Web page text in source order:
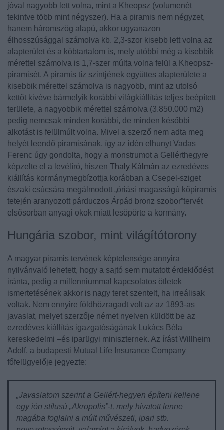
jóval nagyobb lett volna, mint a Kheopsz (volumenét
tekintve több mint négyszer). Ha a piramis nem négyzet,
hanem háromszög alapú, akkor ugyanazon
élhosszúsággal számolva kb. 2,3-szor kisebb lett volna az
alapterület és a köbtartalom is, mely utóbbi még a kisebbik
mérettel számolva is 1,7-szer múlta volna felül a Kheopsz-
piramisét. A piramis tíz szintjének együttes alapterülete a
kisebbik mérettel számolva is nagyobb, mint az utolsó
kettőt kivéve bármelyik korábbi világkiállítás teljes beépített
területe, a nagyobbik mérettel számolva (3.850.000 m2)
pedig nemcsak minden korábbi, de minden későbbi
alkotást is felülmúlt volna. Mivel a szerző nem adta meg
helyét leendő piramisának, így az idén elhunyt Vadas
Ferenc úgy gondolta, hogy a monstrumot a Gellérthegyre
képzelte el a levélíró, hiszen Thaly Kálmán az ezredéves
kiállítás kormánymegbízottja korábban a Csepel-sziget
északi csúcsára megálmodott „óriási magasságú kőpiramis
tetején aranyozott párduczos Árpád bronz szobor”tervét
elsősorban anyagi okok miatt lesöpörte a kormány.
Hungária szobor, mint világítótorony
A magyar piramis tervének képtelensége annyira
nyilvánvaló lehetett, hogy a sajtó sem mutatott érdeklődést
iránta, pedig a millenniummal kapcsolatos ötletek
ismertetésének akkor is nagy teret szentelt, ha irreálisak
voltak. Nem ennyire földhözragadt volt az az 1893-as
javaslat, melyet szerzője német nyelven küldött be az
ezredéves kiállítás igazgatóságának
Lukács Béla
kereskedelmi –és iparügyi miniszternek. Az írást Willheim
Adolf, a budapesti Mutual Life Insurance Company
főfelügyelője jegyezte:
„Javaslatom szerint a Gellért-hegyen építeni kellene
egy ión stílusú „Akropolis”-t, mely hivatott lenne
magába foglalni a múlt művészeti, ipari stb.